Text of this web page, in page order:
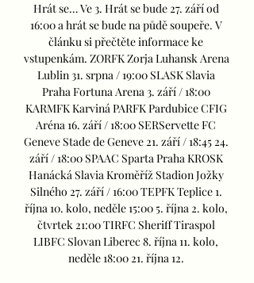
Hrát se… Ve 3. Hrát se bude 27. září od
16:00 a hrát se bude na půdě soupeře. V
článku si přečtěte informace ke
vstupenkám. ZORFK Zorja Luhansk Arena
Lublin 31. srpna / 19:00 SLASK Slavia
Praha Fortuna Arena 3. září / 18:00
KARMFK Karviná PARFK Pardubice CFIG
Aréna 16. září / 18:00 SERServette FC
Geneve Stade de Geneve 21. září / 18:45 24.
září / 18:00 SPAAC Sparta Praha KROSK
Hanácká Slavia Kroměříž Stadion Jožky
Silného 27. září / 16:00 TEPFK Teplice 1.
října 10. kolo, neděle 15:00 5. října 2. kolo,
čtvrtek 21:00 TIRFC Sheriff Tiraspol
LIBFC Slovan Liberec 8. října 11. kolo,
neděle 18:00 21. října 12.